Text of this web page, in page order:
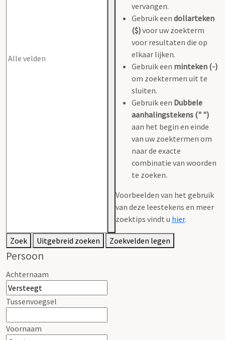
vervangen.
Gebruik een dollarteken
($)voor uw zoekterm
voor resultaten die op
elkaar lijken.
Gebruik een minteken (-)
om zoektermen uit te
sluiten.
Gebruik een Dubbele
aanhalingstekens (" ")
aan het begin en einde
van uw zoektermen om
naar de exacte
combinatie van woorden
te zoeken.
Voorbeelden van het gebruik
van deze leestekens en meer
zoektips vindt u hier.
Zoek Uitgebreid zoeken Zoekvelden legen
Persoon
Achternaam
Tussenvoegsel
Voornaam